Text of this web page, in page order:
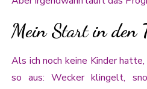
Mein Start in den
Als ich noch keine Kinder
so aus: Wecker klingelt,